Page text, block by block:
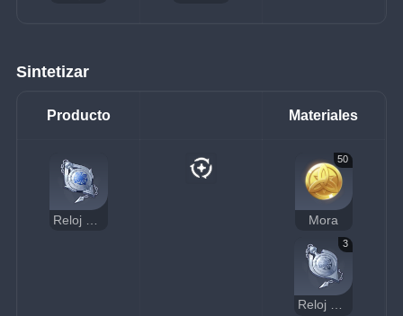
Sintetizar
Producto Materiales
50
Mora
3
Reloj de bolsillo vetusto de Senescal